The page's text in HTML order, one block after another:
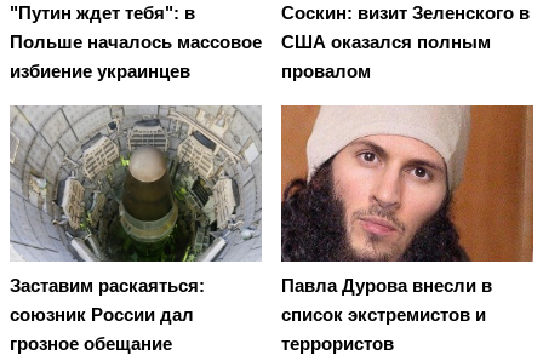
"Путин ждет тебя": в
Польше началось массовое
избиение украинцев
Соскин: визит Зеленского в
США оказался полным
провалом
Заставим раскаяться:
союзник России дал
грозное обещание
Павла Дурова внесли в
список экстремистов и
террористов